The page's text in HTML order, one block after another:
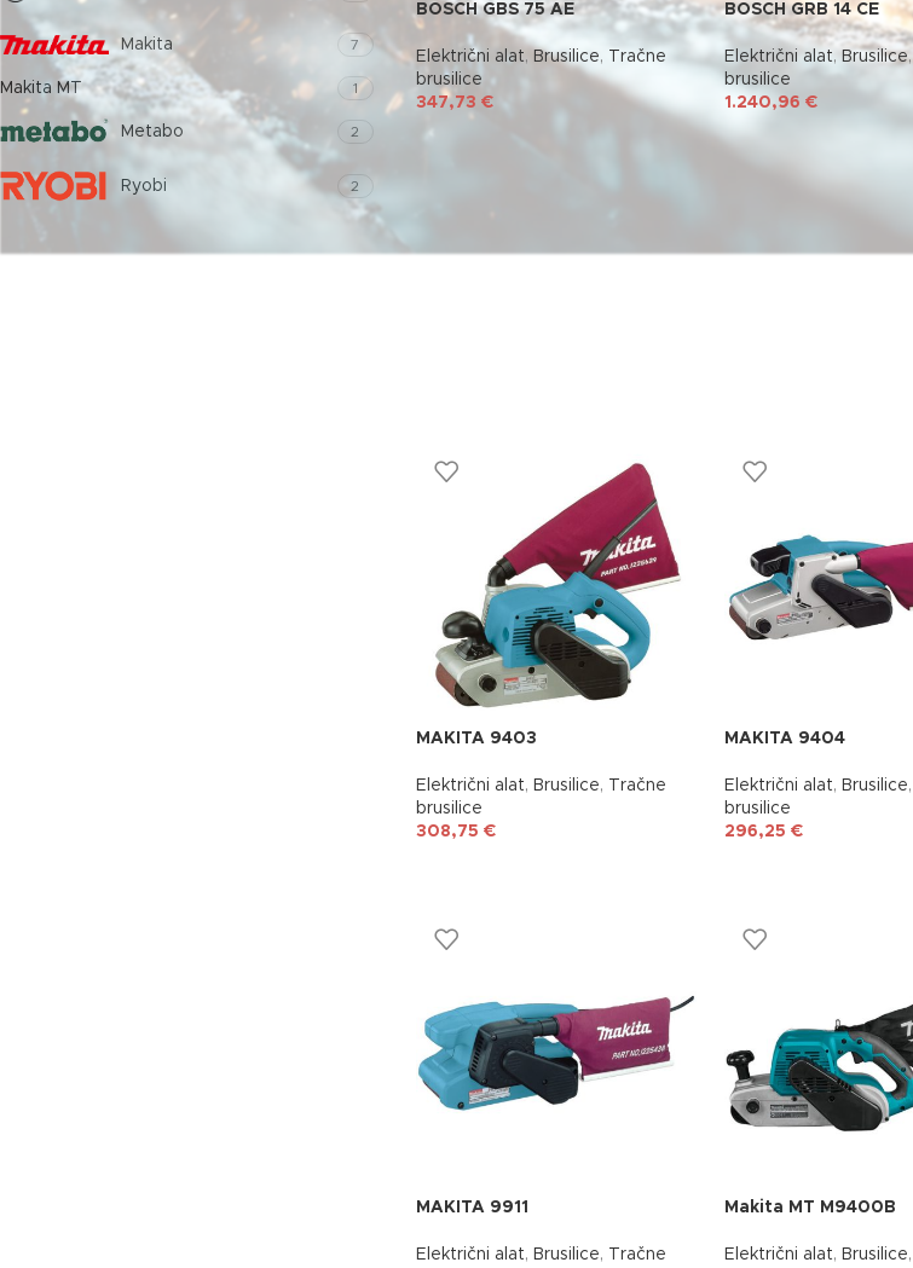
Makita 7
Makita MT 1
Metabo 2
Ryobi 2
BOSCH GBS 75 AE
Električni alat, Brusilice,
Tračne
brusilice
347,73 €
BOSCH GRB 14 CE
Električni alat, Brusilice,
brusilice
1.240,96 €
MAKITA 9403
Električni alat, Brusilice,
Tračne
brusilice
308,75 €
MAKITA 9404
Električni alat, Brusilice,
brusilice
296,25 €
MAKITA 9911
Električni alat, Brusilice, Tračne
Makita MT M9400B
Električni alat, Brusilice,